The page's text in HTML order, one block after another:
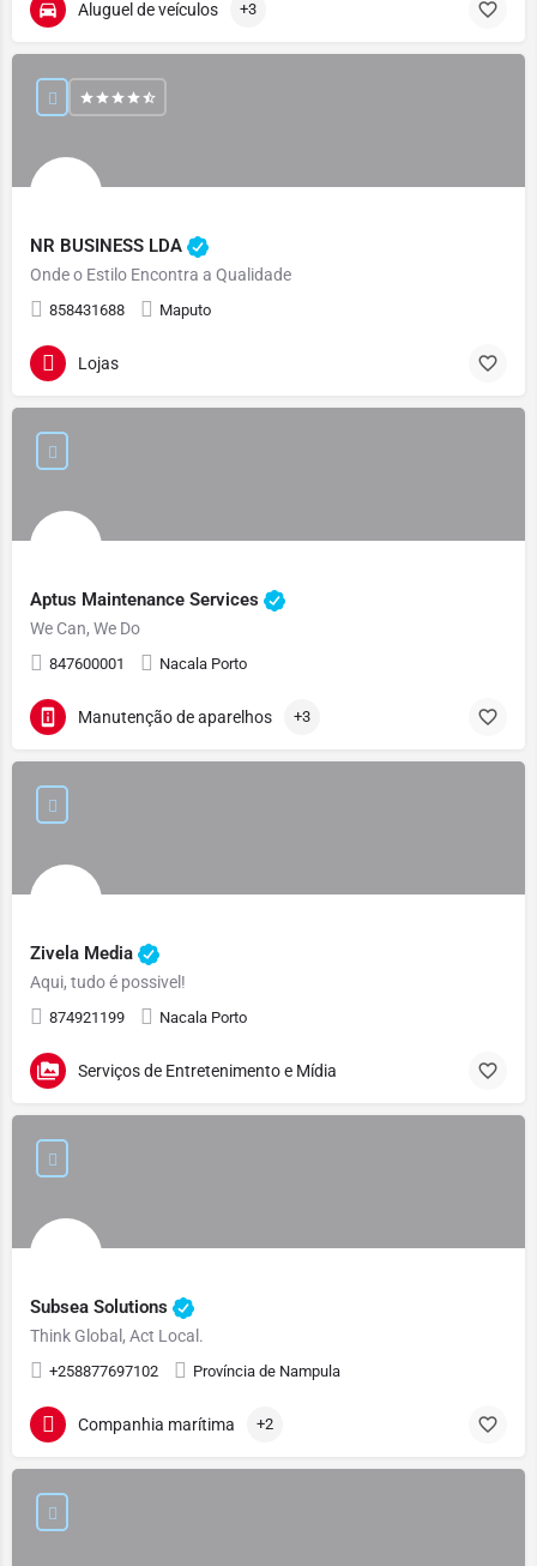
Aluguel de veículos +3
NR BUSINESS LDA
Onde o Estilo Encontra a Qualidade
858431688 Maputo
Lojas
Aptus Maintenance Services
We Can, We Do
847600001 Nacala Porto
Manutenção de aparelhos +3
Zivela Media
Aqui, tudo é possivel!
874921199 Nacala Porto
Serviços de Entretenimento e Mídia
Subsea Solutions
Think Global, Act Local.
+258877697102 Província de Nampula
Companhia marítima +2